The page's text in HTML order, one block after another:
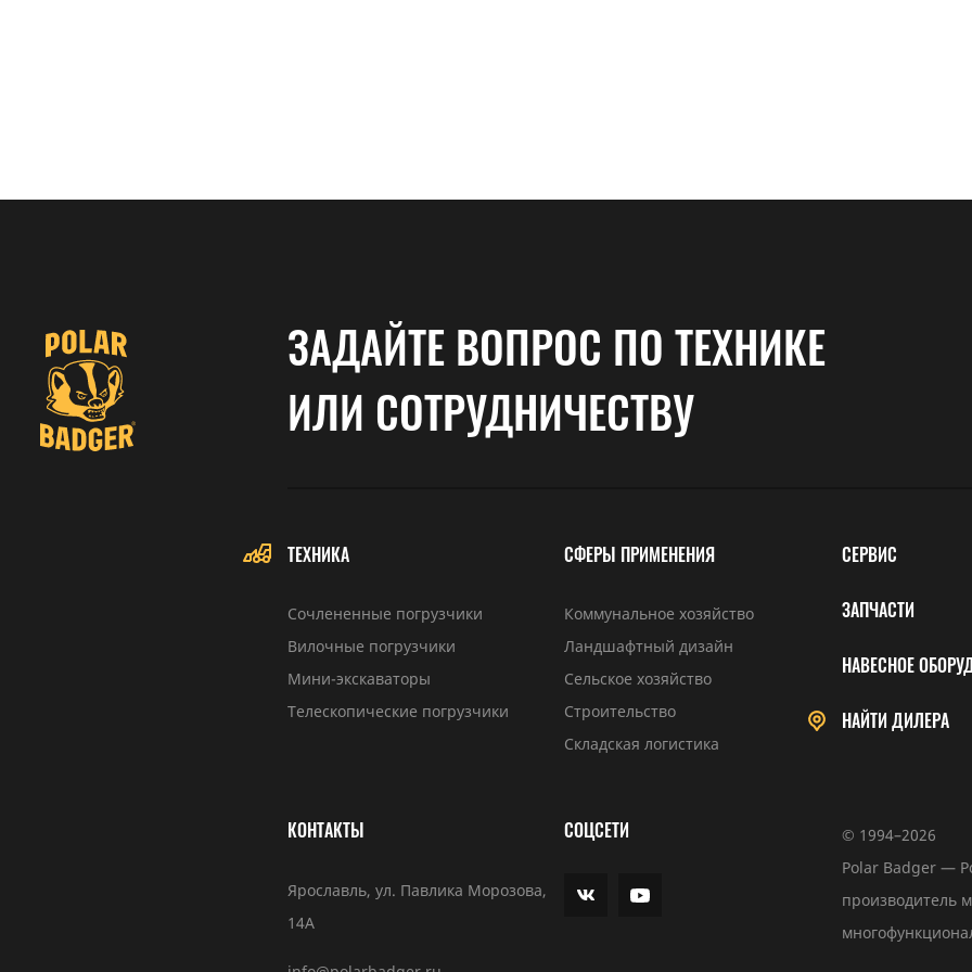
ЗАДАЙТЕ ВОПРОС ПО ТЕХНИКЕ
ИЛИ СОТРУДНИЧЕСТВУ
ТЕХНИКА
Сочлененные погрузчики
Вилочные погрузчики
Мини-экскаваторы
Телескопические погрузчики
СФЕРЫ ПРИМЕНЕНИЯ
Коммунальное хозяйство
Ландшафтный дизайн
Сельское хозяйство
Строительство
Складская логистика
СЕРВИС
ЗАПЧАСТИ
НАВЕСНОЕ
НАЙТИ ДИЛЕРА
КОНТАКТЫ
Ярославль, ул. Павлика Морозова,
14А
СОЦСЕТИ
© 1994–2026
Polar Badger —
производитель